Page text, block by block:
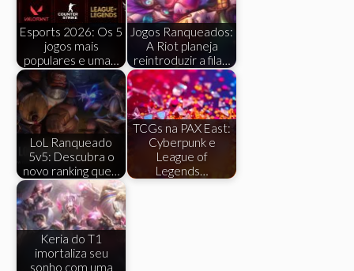
Esports 2026: Os 5
jogos mais
populares e uma…
Jogos Ranqueados:
A Riot planeja
reintroduzir a fila…
LoL Ranqueado
5v5: Descubra o
novo ranking que…
TCGs na PAX East:
Cyberpunk e
League of
Legends…
Keria do T1
imortaliza seu
sonho com uma